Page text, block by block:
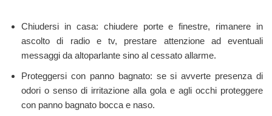
Chiudersi in casa: chiudere porte e finestre, rimanere in
ascolto di radio e tv, prestare attenzione ad eventuali
messaggi da altoparlante sino al cessato allarme.
Proteggersi con panno bagnato: se si avverte presenza di
odori o senso di irritazione alla gola e agli occhi proteggere
con panno bagnato bocca e naso.